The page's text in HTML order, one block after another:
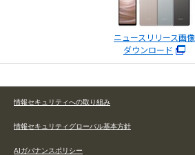
ニュースリリース画像
ダウンロード
情報セキュリティへの取り組み
情報セキュリティグローバル基本方針
AIガバナンスポリシー